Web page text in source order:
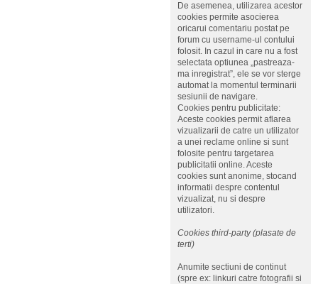
De asemenea, utilizarea acestor
cookies permite asocierea
oricarui comentariu postat pe
forum cu username-ul contului
folosit. In cazul in care nu a fost
selectata optiunea „pastreaza-
ma inregistrat”, ele se vor sterge
automat la momentul terminarii
sesiunii de navigare.
Cookies pentru publicitate:
Aceste cookies permit aflarea
vizualizarii de catre un utilizator
a unei reclame online si sunt
folosite pentru targetarea
publicitatii online. Aceste
cookies sunt anonime, stocand
informatii despre contentul
vizualizat, nu si despre
utilizatori.
Cookies third-party (plasate de
terti)
Anumite sectiuni de continut
(spre ex: linkuri catre fotografii si